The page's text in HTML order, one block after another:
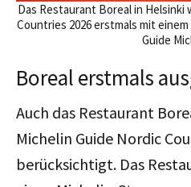
Das Restaurant Boreal in Helsinki
Countries 2026 erstmals mit
Guide
Boreal erstmals
Auch das Restaurant
Michelin Guide Nordic
berücksichtigt. Das